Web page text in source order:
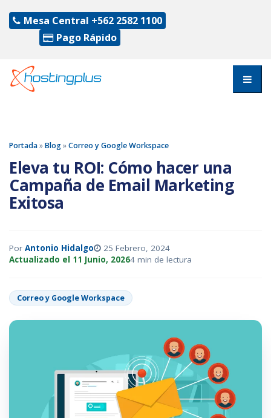
Mesa Central +562 2582 1100
Pago Rápido
Portada»Blog»Correo y Google Workspace
Eleva tu ROI: Cómo hacer una
Campaña de Email Marketing
Exitosa
Por Antonio Hidalgo
25 Febrero, 2024
Actualizado el 11 Junio, 20264 min de lectura
Correo y Google Workspace